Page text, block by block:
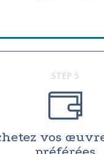
STEP 5
vos